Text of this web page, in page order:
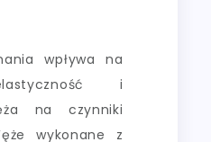
wpływa na
i
na czynniki
wykonane z